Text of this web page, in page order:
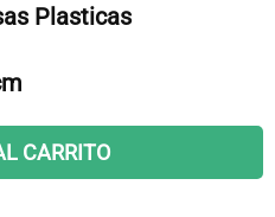
Plasticas
CARRITO